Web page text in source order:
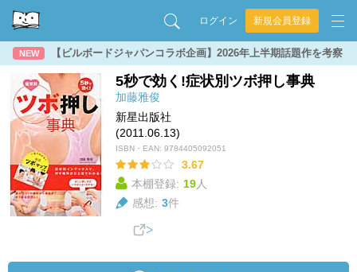
ログイン 新規会員登録
NEW 【ビルボードジャパンコラボ企画】2026年上半期話題作を考察
5秒で効く!症状別ツボ押し事典
加藤雅俊
新星出版社
(2011.06.13)
ISBN・EAN: 9784405092051
3.67
本棚登録: 19人
感想: 3件